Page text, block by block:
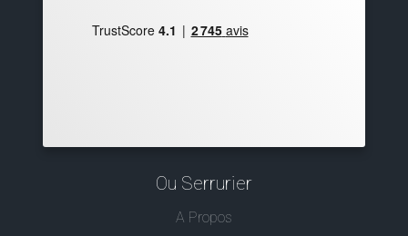
Ou Serrurier
A Propos